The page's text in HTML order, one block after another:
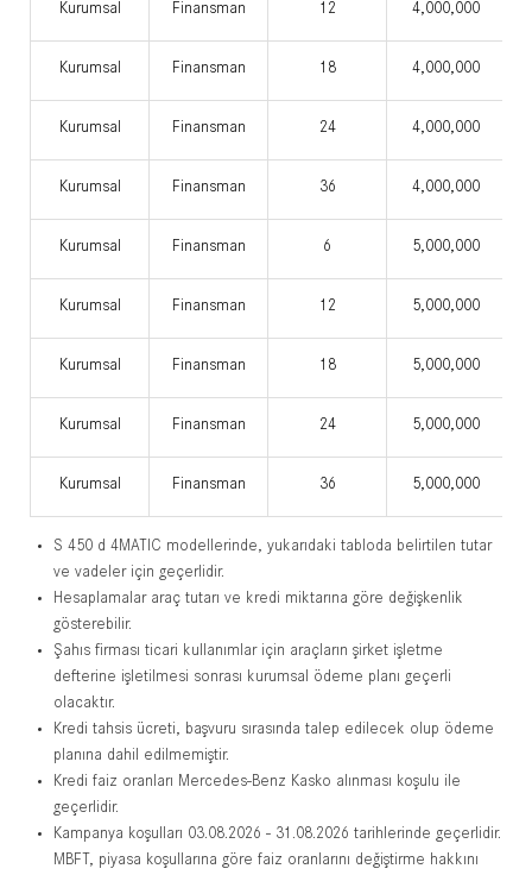
Kurumsal Finansman 12 4,000,000
Kurumsal Finansman 18 4,000,000
Kurumsal Finansman 24 4,000,000
Kurumsal Finansman 36 4,000,000
Kurumsal Finansman 6 5,000,000
Kurumsal Finansman 12 5,000,000
Kurumsal Finansman 18 5,000,000
Kurumsal Finansman 24 5,000,000
Kurumsal Finansman 36 5,000,000
S 450 d 4MATIC modellerinde, yukarıdaki tabloda belirtilen tutar
ve vadeler için geçerlidir.
Hesaplamalar araç tutarı ve kredi miktarına göre değişkenlik
gösterebilir.
Şahıs firması ticari kullanımlar için araçların şirket işletme
defterine işletilmesi sonrası kurumsal ödeme planı geçerli
olacaktır.
Kredi tahsis ücreti, başvuru sırasında talep edilecek olup ödeme
planına dahil edilmemiştir.
Kredi faiz oranları Mercedes-Benz Kasko alınması koşulu ile
geçerlidir.
Kampanya koşulları 03.08.2026 - 31.08.2026 tarihlerinde geçerlidir.
MBFT, piyasa koşullarına göre faiz oranlarını değiştirme hakkını